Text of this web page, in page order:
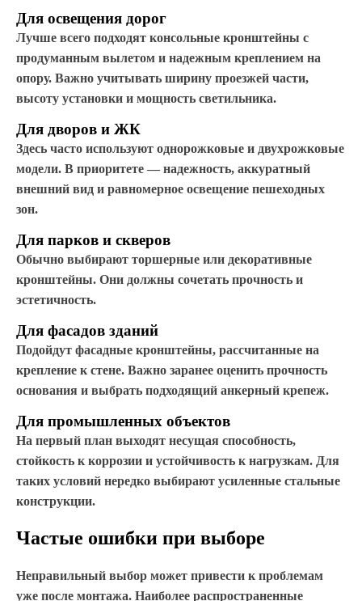
Для освещения дорог
Лучше всего подходят консольные кронштейны с
продуманным вылетом и надежным креплением на
опору. Важно учитывать ширину проезжей части,
высоту установки и мощность светильника.
Для дворов и ЖК
Здесь часто используют однорожковые и двухрожковые
модели. В приоритете — надежность, аккуратный
внешний вид и равномерное освещение пешеходных
зон.
Для парков и скверов
Обычно выбирают торшерные или декоративные
кронштейны. Они должны сочетать прочность и
эстетичность.
Для фасадов зданий
Подойдут фасадные кронштейны, рассчитанные на
крепление к стене. Важно заранее оценить прочность
основания и выбрать подходящий анкерный крепеж.
Для промышленных объектов
На первый план выходят несущая способность,
стойкость к коррозии и устойчивость к нагрузкам. Для
таких условий нередко выбирают усиленные стальные
конструкции.
Частые ошибки при выборе
Неправильный выбор может привести к проблемам
уже после монтажа. Наиболее распространенные